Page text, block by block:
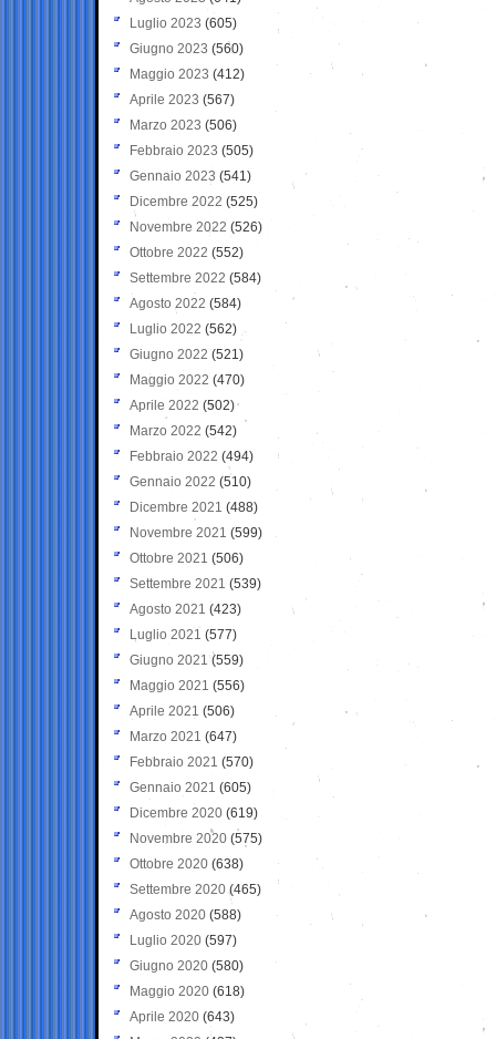
Luglio 2023 (605)
Giugno 2023 (560)
Maggio 2023 (412)
Aprile 2023 (567)
Marzo 2023 (506)
Febbraio 2023 (505)
Gennaio 2023 (541)
Dicembre 2022 (525)
Novembre 2022 (526)
Ottobre 2022 (552)
Settembre 2022 (584)
Agosto 2022 (584)
Luglio 2022 (562)
Giugno 2022 (521)
Maggio 2022 (470)
Aprile 2022 (502)
Marzo 2022 (542)
Febbraio 2022 (494)
Gennaio 2022 (510)
Dicembre 2021 (488)
Novembre 2021 (599)
Ottobre 2021 (506)
Settembre 2021 (539)
Agosto 2021 (423)
Luglio 2021 (577)
Giugno 2021(559)
Maggio 2021 (556)
Aprile 2021 (506)
Marzo 2021 (647)
Febbraio 2021 (570)
Gennaio 2021 (605)
Dicembre 2020 (619)
Novembre 2020 (575)
Ottobre 2020 (638)
Settembre 2020(465)
Agosto 2020 (588)
Luglio 2020 (597)
Giugno 2020 (580)
Maggio 2020 (618)
Aprile 2020 (643)